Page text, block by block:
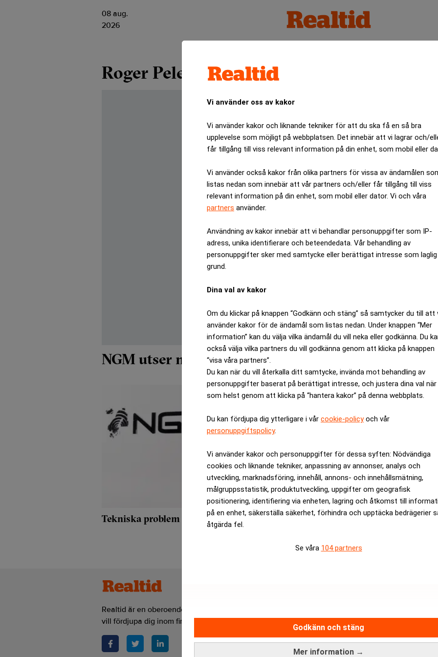
Vi använder oss av kakor
Vi använder kakor och liknande tekniker för att du ska få en så bra
upplevelse som möjligt på webbplatsen. Det innebär att vi lagrar och/
får tillgång till viss relevant information på din enhet, som mobil eller
Vi använder också kakor från olika partners för vissa av ändamålen
listas nedan som innebär att vår partners och/eller får tillgång till viss
relevant information på din enhet, som mobil eller dator. Vi och våra
partners använder.
Användning av kakor innebär att vi behandlar personuppgifter som IP-
adress, unika identifierare och beteendedata. Vår behandling av
personuppgifter sker med samtycke eller berättigat intresse som laglig
grund.
Dina val av kakor
Om du klickar på knappen “Godkänn och stäng” så samtycker du till att
använder kakor för de ändamål som listas nedan. Under knappen “Mer
information” kan du välja vilka ändamål du vill neka eller godkänna. Du
också välja vilka partners du vill godkänna genom att klicka på knappen
“visa våra partners”.
Du kan när du vill återkalla ditt samtycke, invända mot behandling av
personuppgifter baserat på berättigat intresse, och justera dina val när
som helst genom att klicka på “hantera kakor” på denna webbplats.
Du kan fördjupa dig ytterligare i vår cookie-policyoch vår
personuppgiftspolicy.
Vi använder kakor och personuppgifter för dessa syften: Nödvändiga
cookies och liknande tekniker, anpassning av annonser, analys och
utveckling, marknadsföring, innehåll, annons- och innehållsmätning,
målgruppsstatistik, produktutveckling, uppgifter om geografisk
positionering, identifiering via enheten, lagring och åtkomst till
på en enhet, säkerställa säkerhet, förhindra och upptäcka bedrägerier
åtgärda fel.
Se våra 104 partners
Mer information →
Godkänn och stäng
08 aug.
2026
Roger Peleback
NGM utser ny vd
Tekniska problem stoppade handeln på NGM
Realtid är en oberoende och kostnadsfri nyhetskanal för dig som
vill fördjupa dig inom finans- och näringslivsnyheter.
Relevance AI-policy
Annonsera på Realtid
Pressmeddelanden
Kontakta oss